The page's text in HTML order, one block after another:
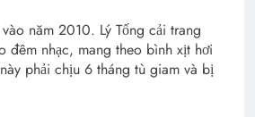
năm 2010. Lý Tống cải trang
đêm nhạc, mang theo bình xịt hơi
phải chịu 6 tháng tù giam và bị